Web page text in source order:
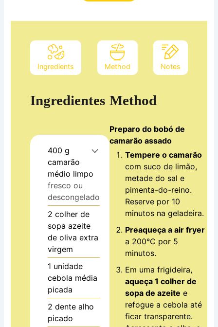
Ingredients Method Notes
Ingredientes
400 g
camarão
médio limpo
fresco ou
descongelado
2 colher de
sopa azeite
de oliva extra
virgem
1 unidade
cebola média
picada
2 dente alho
picado
Method
Preparo do bobó de
camarão assado
Tempere o camarão
com suco de limão,
metade do sal e
pimenta-do-reino.
Reserve por 10
minutos na geladeira.
Preaqueça a air fryer
a 200°C por 5
minutos.
Em uma frigideira,
aqueça 1 colher de
sopa de azeite e
refogue a cebola até
ficar transparente.